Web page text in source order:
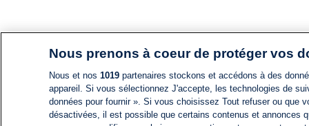
Nous prenons à coeur de protéger vos
Nous et nos 1019partenaires stockons et accédons à des
appareil. Si vous sélectionnez J'accepte, les technologies de
données pour fournir ». Si vous choisissez Tout refuser ou
désactivées, il est possible que certains contenus et annonces